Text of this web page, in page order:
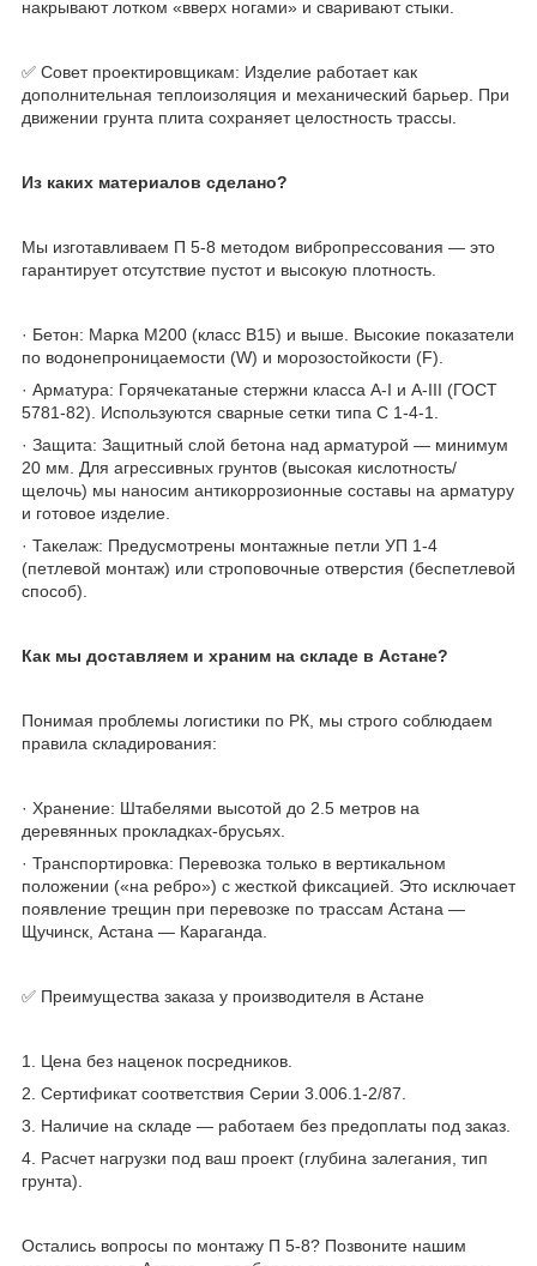
накрывают лотком «вверх ногами» и сваривают стыки.
✅ Совет проектировщикам: Изделие работает как
дополнительная теплоизоляция и механический барьер. При
движении грунта плита сохраняет целостность трассы.
Из каких материалов сделано?
Мы изготавливаем П 5-8 методом вибропрессования — это
гарантирует отсутствие пустот и высокую плотность.
· Бетон: Марка М200 (класс В15) и выше. Высокие показатели
по водонепроницаемости (W) и морозостойкости (F).
· Арматура: Горячекатаные стержни класса А-I и A-III (ГОСТ
5781-82). Используются сварные сетки типа С 1-4-1.
· Защита: Защитный слой бетона над арматурой — минимум
20 мм. Для агрессивных грунтов (высокая кислотность/
щелочь) мы наносим антикоррозионные составы на арматуру
и готовое изделие.
· Такелаж: Предусмотрены монтажные петли УП 1-4
(петлевой монтаж) или строповочные отверстия (беспетлевой
способ).
Как мы доставляем и храним на складе в Астане?
Понимая проблемы логистики по РК, мы строго соблюдаем
правила складирования:
· Хранение: Штабелями высотой до 2.5 метров на
деревянных прокладках-брусьях.
· Транспортировка: Перевозка только в вертикальном
положении («на ребро») с жесткой фиксацией. Это исключает
появление трещин при перевозке по трассам Астана —
Щучинск, Астана — Караганда.
✅ Преимущества заказа у производителя в Астане
1. Цена без наценок посредников.
2. Сертификат соответствия Серии 3.006.1-2/87.
3. Наличие на складе — работаем без предоплаты под заказ.
4. Расчет нагрузки под ваш проект (глубина залегания, тип
грунта).
Остались вопросы по монтажу П 5-8? Позвоните нашим